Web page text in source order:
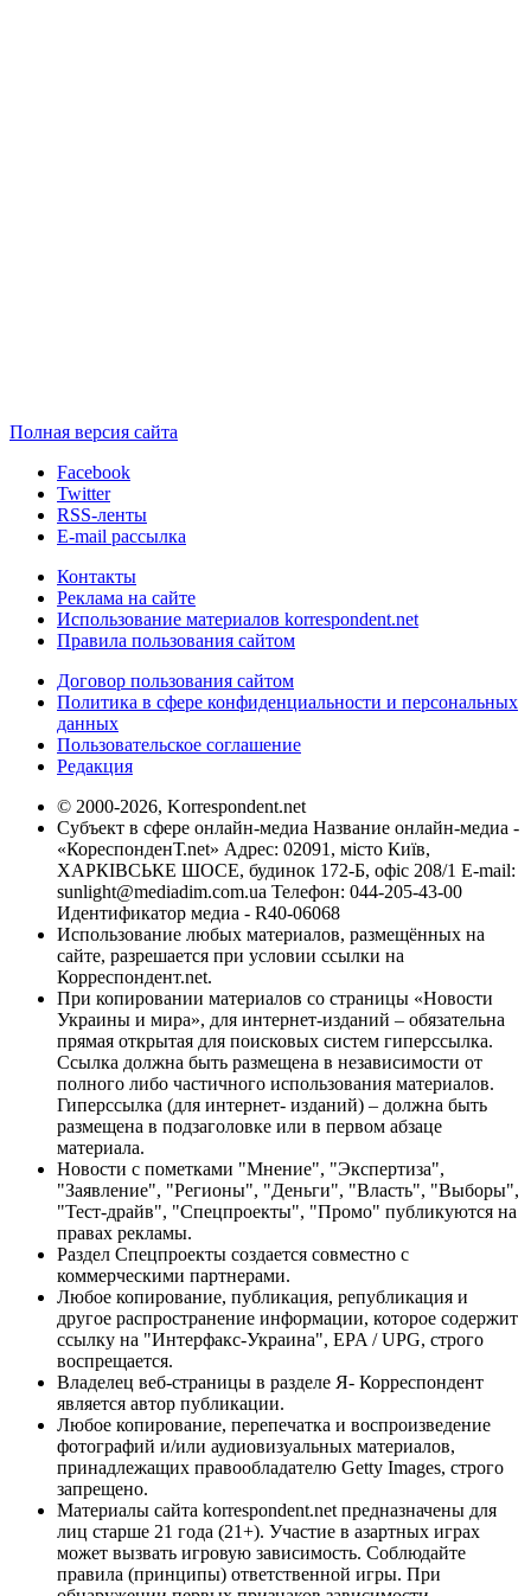
Полная версия сайта
Facebook
Twitter
RSS-ленты
E-mail рассылка
Контакты
Реклама на сайте
Использование материалов korrespondent.net
Правила пользования сайтом
Договор пользования сайтом
Политика в сфере конфиденциальности и персональных
данных
Пользовательское соглашение
Редакция
© 2000-2026, Korrespondent.net
Субъект в сфере онлайн-медиа Название онлайн-медиа -
«КореспонденТ.net» Адрес: 02091, місто Київ,
ХАРКІВСЬКЕ ШОСЕ, будинок 172-Б, офіс 208/1 E-mail:
sunlight@mediadim.com.ua Телефон: 044-205-43-00
Идентификатор медиа - R40-06068
Использование любых материалов, размещённых на
сайте, разрешается при условии ссылки на
Корреспондент.net.
При копировании материалов со страницы «Новости
Украины и мира», для интернет-изданий – обязательна
прямая открытая для поисковых систем гиперссылка.
Ссылка должна быть размещена в независимости от
полного либо частичного использования материалов.
Гиперссылка (для интернет- изданий) – должна быть
размещена в подзаголовке или в первом абзаце
материала.
Новости с пометками "Мнение", "Экспертиза",
"Заявление", "Регионы", "Деньги", "Власть", "Выборы",
"Тест-драйв", "Спецпроекты", "Промо" публикуются на
правах рекламы.
Раздел Спецпроекты создается совместно с
коммерческими партнерами.
Любое копирование, публикация, републикация и
другое распространение информации, которое содержит
ссылку на "Интерфакс-Украина", EPA / UPG, строго
воспрещается.
Владелец веб-страницы в разделе Я- Корреспондент
является автор публикации.
Любое копирование, перепечатка и воспроизведение
фотографий и/или аудиовизуальных материалов,
принадлежащих правообладателю Getty Images, строго
запрещено.
Материалы сайта korrespondent.net предназначены для
лиц старше 21 года (21+). Участие в азартных играх
может вызвать игровую зависимость. Соблюдайте
правила (принципы) ответственной игры. При